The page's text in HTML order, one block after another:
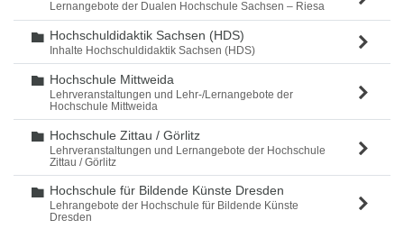
Lernangebote der Dualen Hochschule Sachsen – Riesa
Ordner
Hochschuldidaktik Sachsen (HDS)
Inhalte Hochschuldidaktik Sachsen (HDS)
Ordner
Hochschule Mittweida
Lehrveranstaltungen und Lehr-/Lernangebote der
Hochschule Mittweida
Ordner
Hochschule Zittau / Görlitz
Lehrveranstaltungen und Lernangebote der Hochschule
Zittau / Görlitz
Ordner
Hochschule für Bildende Künste Dresden
Lehrangebote der Hochschule für Bildende Künste
Dresden